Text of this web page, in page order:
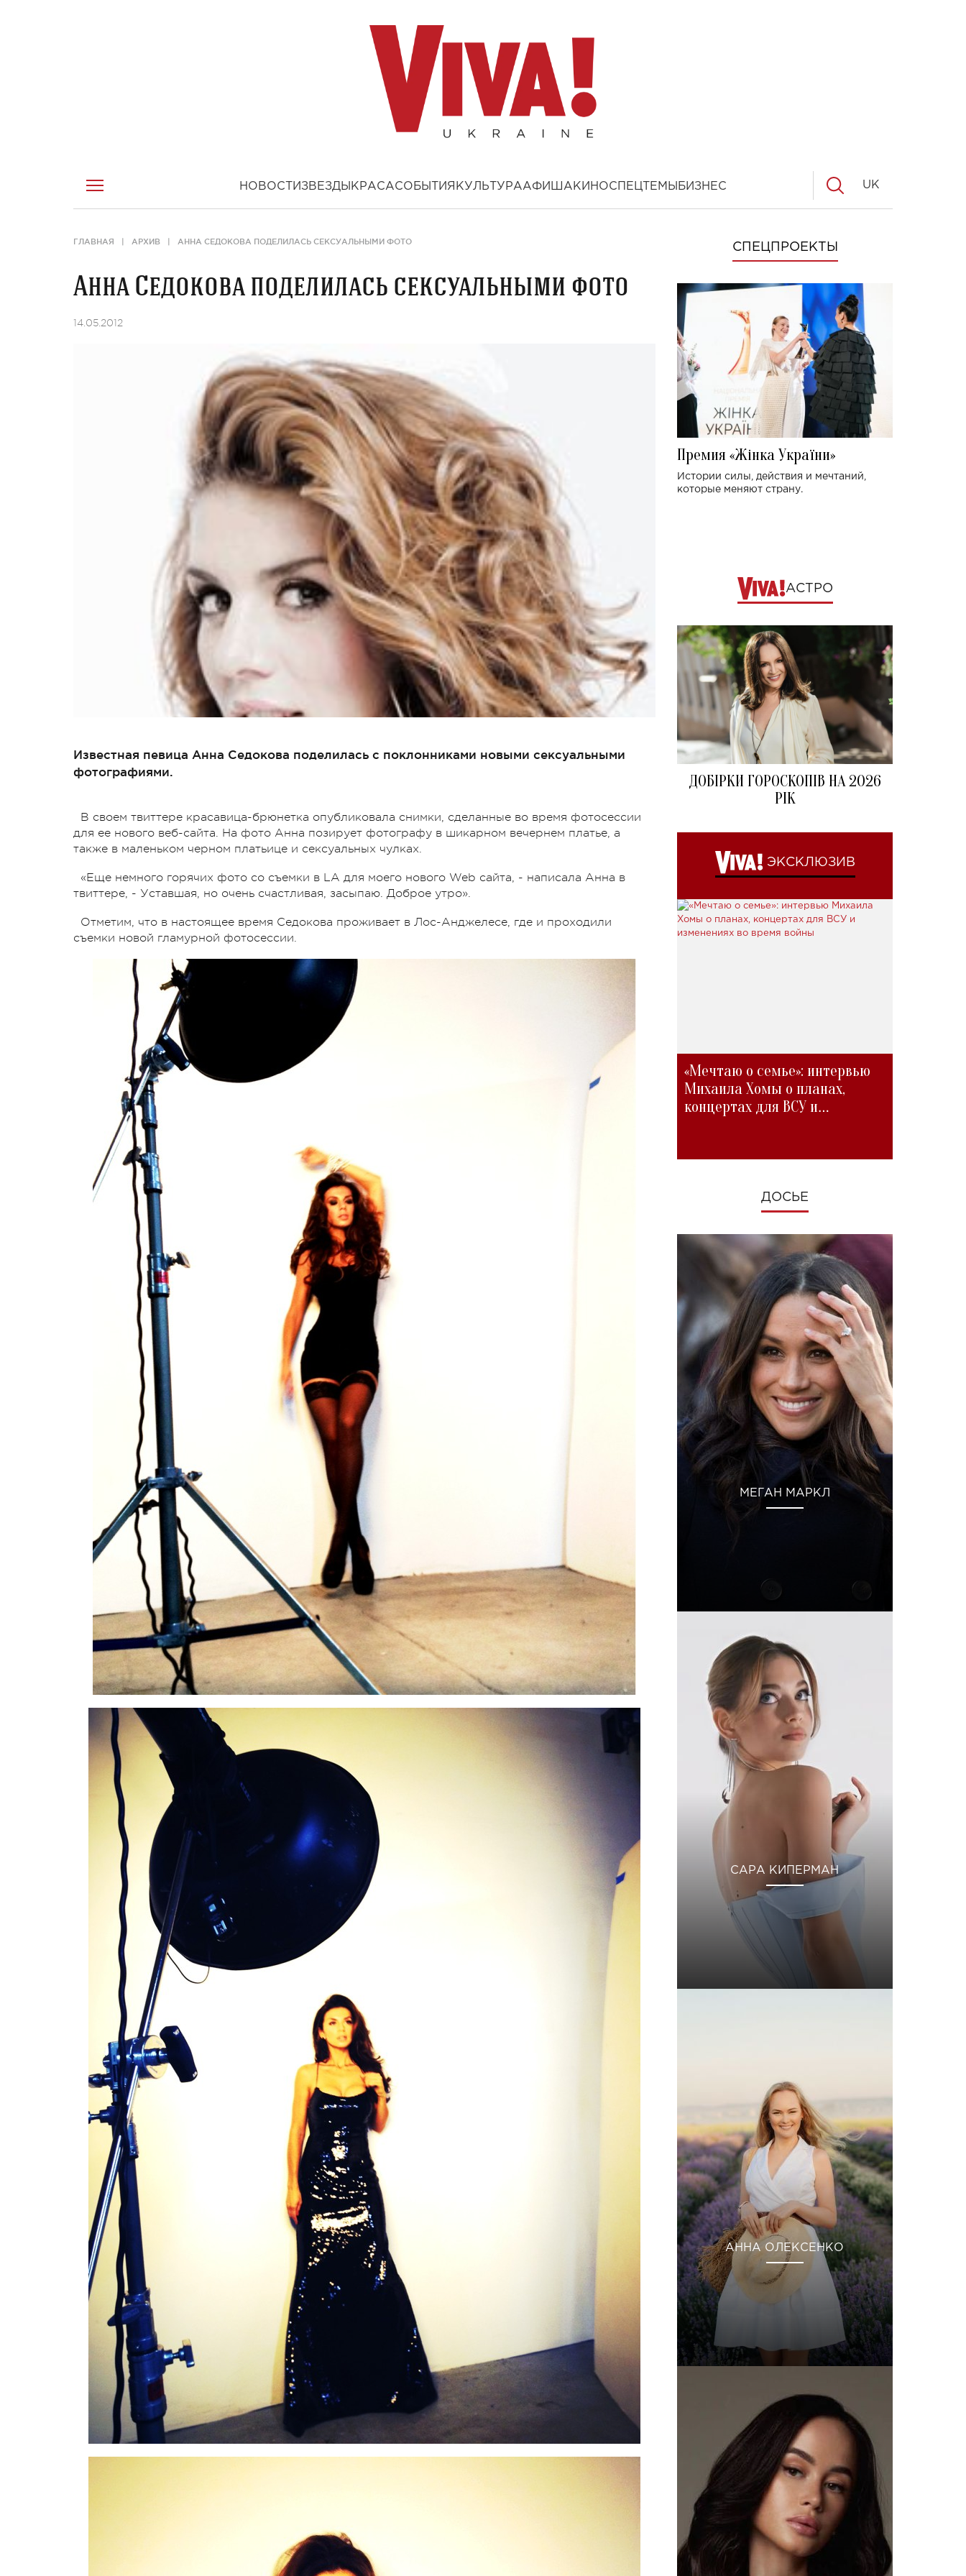
НОВОСТИ ЗВЕЗДЫ КРАСАСОБЫТИЯ КУЛЬТУРААФИША КИНОСПЕЦТЕМЫ БИЗНЕС UK
ГЛАВНАЯ АРХИВ АННА СЕДОКОВА ПОДЕЛИЛАСЬ СЕКСУАЛЬНЫМИ ФОТО
Анна Седокова поделилась сексуальными фото
14.05.2012
Известная певица Анна Седокова поделилась с поклонниками новыми сексуальными
фотографиями.
В своем твиттере красавица-брюнетка опубликовала снимки, сделанные во время фотосессии
для ее нового веб-сайта. На фото Анна позирует фотографу в шикарном вечернем платье, а
также в маленьком черном платьице и сексуальных чулках.
«Еще немного горячих фото со съемки в LA для моего нового Web сайта, - написала Анна в
твиттере, - Уставшая, но очень счастливая, засыпаю. Доброе утро».
Отметим, что в настоящее время Седокова проживает в Лос-Анджелесе, где и проходили
съемки новой гламурной фотосессии.
СПЕЦПРОЕКТЫ
Премия «Жінка України»
Истории силы, действия и мечтаний,
которые меняют страну.
АСТРО
ДОБІРКИ ГОРОСКОПІВ НА 2026
РІК
ЭКСКЛЮЗИВ
«Мечтаю о семье»: интервью
Михаила Хомы о планах,
концертах для ВСУ и
ДОСЬЕ
МЕГАН МАРКЛ
САРА КИПЕРМАН
АННА ОЛЕКСЕНКО